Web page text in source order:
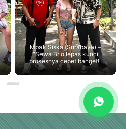
Mbak Siska (Surabaya) –
"Sewa Brio lepas kunci
prosesnya cepet banget!"